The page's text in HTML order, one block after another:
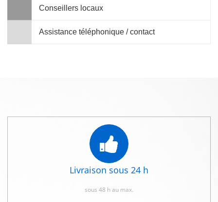
Conseillers locaux
Assistance téléphonique / contact
Livraison sous 24 h
sous 48 h au max.